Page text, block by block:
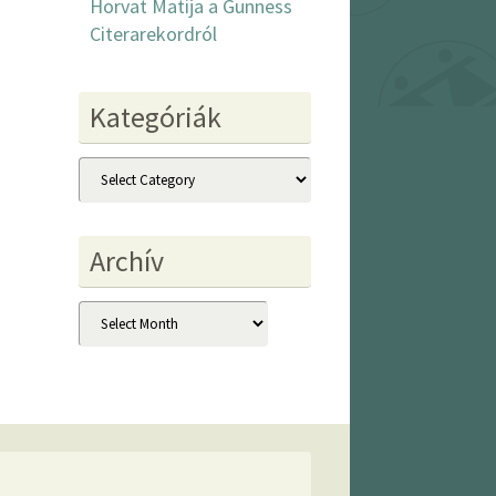
Horvat Matija a Gunness
Citerarekordról
Kategóriák
Kategóriák
Archív
Archív